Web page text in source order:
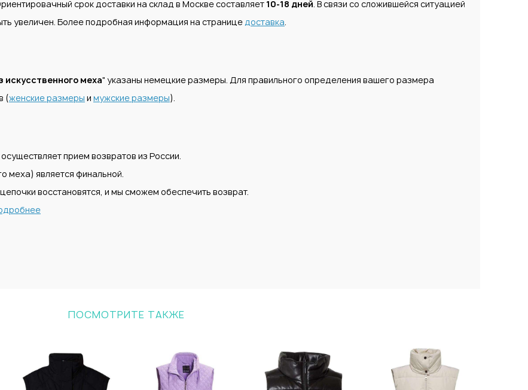
срок доставки на склад в Москве составляет 10-18 дней. В связи со сложившейся ситуацией
увеличен. Более подробная информация на страницедоставка.
искусственного меха" указаны немецкие размеры. Для правильного определения вашего размера
(женские размеры и мужские размеры).
прием возвратов из России.
меха) является финальной.
восстановятся, и мы сможем обеспечить возврат.
ПОСМОТРИТЕ ТАКЖЕ